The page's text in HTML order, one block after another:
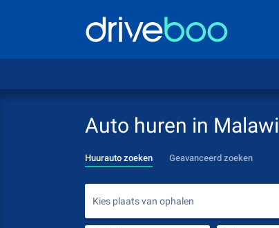
Auto huren in Malawi
Huurauto zoeken Geavanceerd zoeken
Kies plaats van ophalen